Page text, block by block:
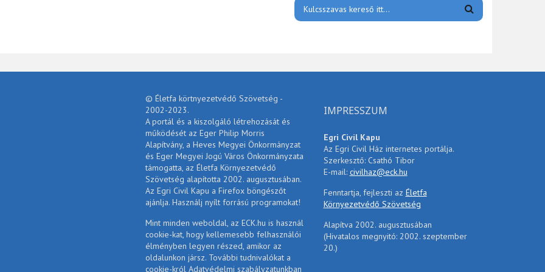
© Életfa körtnyezetvédő Szövetség -
2002-2023.
A portál és a kiszolgáló létrehozását és
működését az Eger Philip Morris
Alapítvány, a Heves Megyei Önkormányzat
és Eger Megyei Jogú Város Önkormányzata
támogatta, az Életfa Környezetvédő
Szövetség alapította 2002. augusztusában.
Az Egri Civil Kapu a Firefox böngészőt
ajánlja. Használj nyílt forrású programokat!
Mint minden weboldal, az ECK.hu is használ
cookie-kat, hogy kellemesebb felhasználói
élményben legyen részed, amikor az
oldalunkon jársz. További tudnivalókat a
cookie-król Adatvédelmi szabályzatunkban
IMPRESSZUM
Egri Civil Kapu
Az Egri Civil Ház internetes portálja.
Szerkesztő: Csathó Tibor
E-mail: civilhaz@eck.hu
Fenntartja, fejleszti az Életfa
Környezetvédő Szövetség
Alapítva 2002. augusztusában
(Hivatalos megnyitó: 2002. szeptember
20.)